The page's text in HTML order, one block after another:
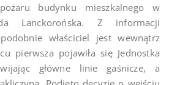
budynku mieszkalnego w
Lanckorońska. Z informacji
właściciel jest wewnątrz
pierwsza pojawiła się Jednostka
główne linie gaśnicze, a